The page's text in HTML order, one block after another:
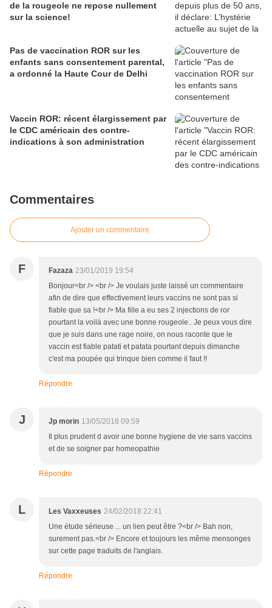
de la rougeole ne repose nullement
sur la science!
Pas de vaccination ROR sur les
enfants sans consentement parental,
a ordonné la Haute Cour de Delhi
Vaccin ROR: récent élargissement par
le CDC américain des contre-
indications à son administration
Commentaires
Ajouter un commentaire
F Fazaza 23/01/2019 19:54
Bonjour<br /> <br /> Je voulais juste laissé un commentaire
afin de dire que effectivement leurs vaccins ne sont pas si
fiable que sa !<br /> Ma fille a eu ses 2 injections de ror
pourtant la voilà avec une bonne rougeole.. Je peux vous dire
que je suis dans une rage noire, on nous raconte que le
vaccin est fiable patati et patata pourtant depuis dimanche
c'est ma poupée qui trinque bien comme il faut !!
Répondre
J Jp morin 13/05/2018 09:59
Il plus prudent d avoir une bonne hygiene de vie sans vaccins
et de se soigner par homeopathie
Répondre
L Les Vaxxeuses 24/02/2018 22:41
Une étude sérieuse ... un lien peut être ?<br /> Bah non,
surement pas.<br /> Encore et toujours les même mensonges
sur cette page traduits de l'anglais.
Répondre